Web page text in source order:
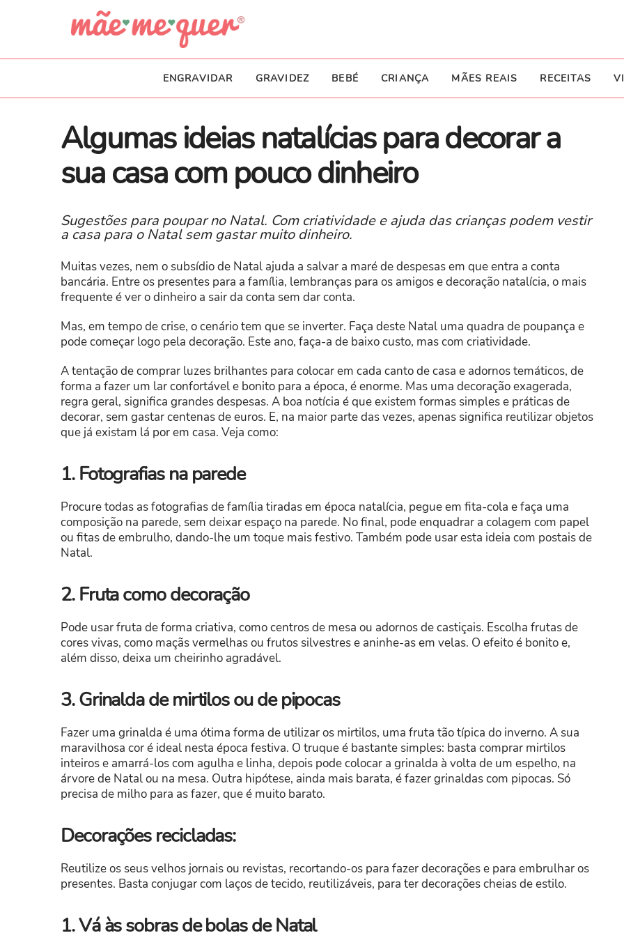
ENGRAVIDAR GRAVIDEZ BEBÉ CRIANÇA MÃES REAIS RECEITAS
​Algumas ideias natalícias para decorar a
sua casa com pouco dinheiro
Sugestões para poupar no Natal. Com criatividade e ajuda das crianças podem vestir
a casa para o Natal sem gastar muito dinheiro.
Muitas vezes, nem o subsídio de Natal ajuda a salvar a maré de despesas em que entra a conta
bancária. Entre os presentes para a família, lembranças para os amigos e decoração natalícia, o mais
frequente é ver o dinheiro a sair da conta sem dar conta.
Mas, em tempo de crise, o cenário tem que se inverter. Faça deste Natal uma quadra de poupança e
pode começar logo pela decoração. Este ano, faça-a de baixo custo, mas com criatividade.
A tentação de comprar luzes brilhantes para colocar em cada canto de casa e adornos temáticos, de
forma a fazer um lar confortável e bonito para a época, é enorme. Mas uma decoração exagerada,
regra geral, significa grandes despesas. A boa notícia é que existem formas simples e práticas de
decorar, sem gastar centenas de euros. E, na maior parte das vezes, apenas significa reutilizar objetos
que já existam lá por em casa. Veja como:
1. Fotografias na parede
Procure todas as fotografias de família tiradas em época natalícia, pegue em fita-cola e faça uma
composição na parede, sem deixar espaço na parede. No final, pode enquadrar a colagem com papel
ou fitas de embrulho, dando-lhe um toque mais festivo. Também pode usar esta ideia com postais de
Natal.
2. Fruta como decoração
Pode usar fruta de forma criativa, como centros de mesa ou adornos de castiçais. Escolha frutas de
cores vivas, como maçãs vermelhas ou frutos silvestres e aninhe-as em velas. O efeito é bonito e,
além disso, deixa um cheirinho agradável.
3. Grinalda de mirtilos ou de pipocas
Fazer uma grinalda é uma ótima forma de utilizar os mirtilos, uma fruta tão típica do inverno. A sua
maravilhosa cor é ideal nesta época festiva. O truque é bastante simples: basta comprar mirtilos
inteiros e amarrá-los com agulha e linha, depois pode colocar a grinalda à volta de um espelho, na
árvore de Natal ou na mesa. Outra hipótese, ainda mais barata, é fazer grinaldas com pipocas. Só
precisa de milho para as fazer, que é muito barato.
Decorações recicladas:
Reutilize os seus velhos jornais ou revistas, recortando-os para fazer decorações e para embrulhar os
presentes. Basta conjugar com laços de tecido, reutilizáveis, para ter decorações cheias de estilo.
1. Vá às sobras de bolas de Natal